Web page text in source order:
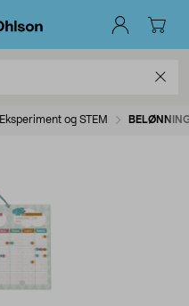
Eksperiment og STEM